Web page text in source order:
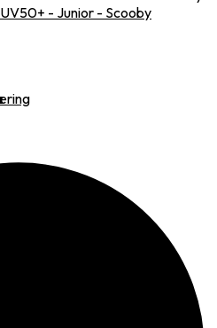
- Junior - Scooby